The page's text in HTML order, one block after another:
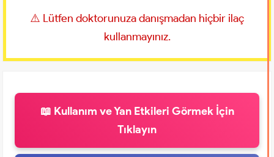
⚠️ Lütfen doktorunuza danışmadan hiçbir ilaç
kullanmayınız.
📖 Kullanım ve Yan Etkileri Görmek İçin
Tıklayın